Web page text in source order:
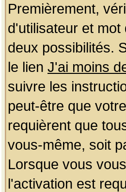
Premièrement,
d'utilisateur et
deux possibilités.
le lien J'ai moins
suivre les
peut-être que
requièrent que
vous-même, soit
Lorsque vous
l'activation est